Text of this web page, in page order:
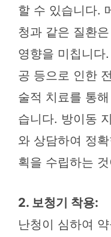
할 수 있습니다.
청과 같은 질환
영향을 미칩니다
공 등으로 인한
술적 치료를 통
습니다. 방이동
와 상담하여 정
획을 수립하는
2. 보청기 착용:
난청이 심하여